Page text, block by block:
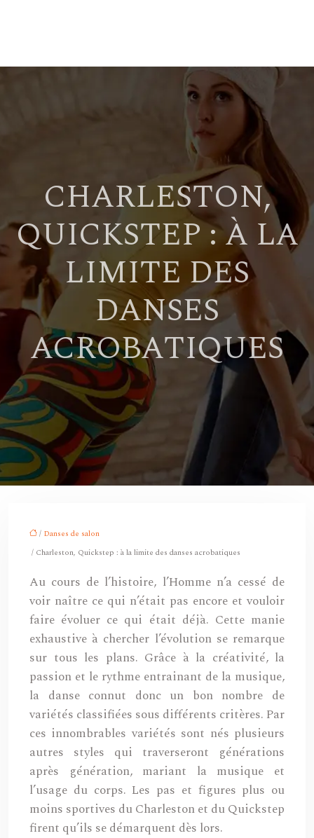
CHARLESTON,
QUICKSTEP : À LA
LIMITE DES
DANSES
ACROBATIQUES
/ Danses de salon
/ Charleston, Quickstep : à la limite des danses acrobatiques
Au cours de l’histoire, l’Homme n’a cessé de
voir naître ce qui n’était pas encore et vouloir
faire évoluer ce qui était déjà. Cette manie
exhaustive à chercher l’évolution se remarque
sur tous les plans. Grâce à la créativité, la
passion et le rythme entrainant de la musique,
la danse connut donc un bon nombre de
variétés classifiées sous différents critères. Par
ces innombrables variétés sont nés plusieurs
autres styles qui traverseront générations
après génération, mariant la musique et
l’usage du corps. Les pas et figures plus ou
moins sportives du Charleston et du Quickstep
firent qu’ils se démarquent dès lors.